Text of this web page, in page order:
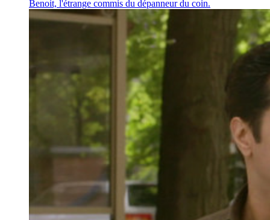
Benoit, l'étrange commis du dépanneur du coin.